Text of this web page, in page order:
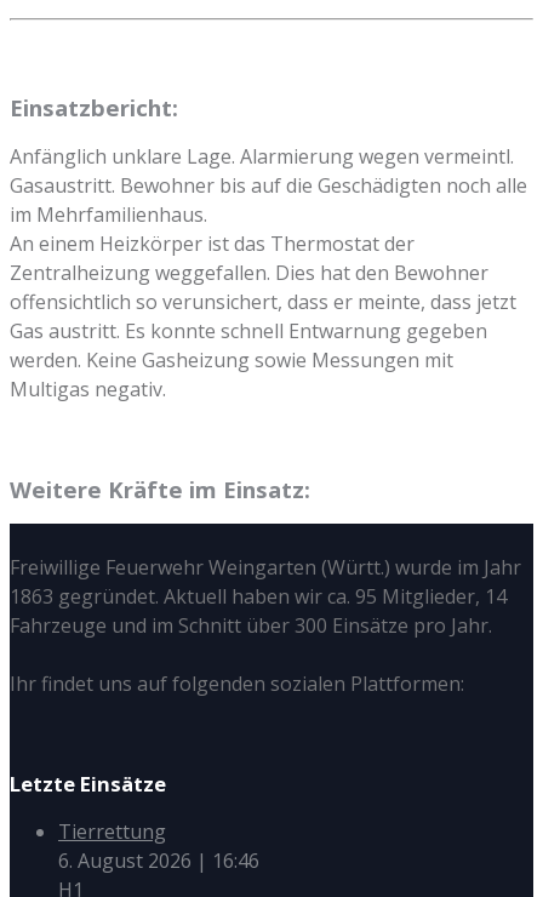
Einsatzbericht:
Anfänglich unklare Lage. Alarmierung wegen vermeintl.
Gasaustritt. Bewohner bis auf die Geschädigten noch alle
im Mehrfamilienhaus.
An einem Heizkörper ist das Thermostat der
Zentralheizung weggefallen. Dies hat den Bewohner
offensichtlich so verunsichert, dass er meinte, dass jetzt
Gas austritt. Es konnte schnell Entwarnung gegeben
werden. Keine Gasheizung sowie Messungen mit
Multigas negativ.
Weitere Kräfte im Einsatz:
Freiwillige Feuerwehr Weingarten (Württ.) wurde im Jahr
1863 gegründet. Aktuell haben wir ca. 95 Mitglieder, 14
Fahrzeuge und im Schnitt über 300 Einsätze pro Jahr.
Ihr findet uns auf folgenden sozialen Plattformen:
Letzte Einsätze
Tierrettung
6. August 2026 | 16:46
H1